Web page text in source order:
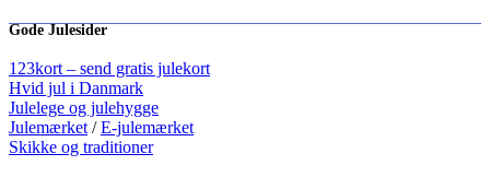
Gode Julesider
123kort – send gratis julekort
Hvid jul i Danmark
Julelege og julehygge
Julemærket /E-julemærket
Skikke og traditioner